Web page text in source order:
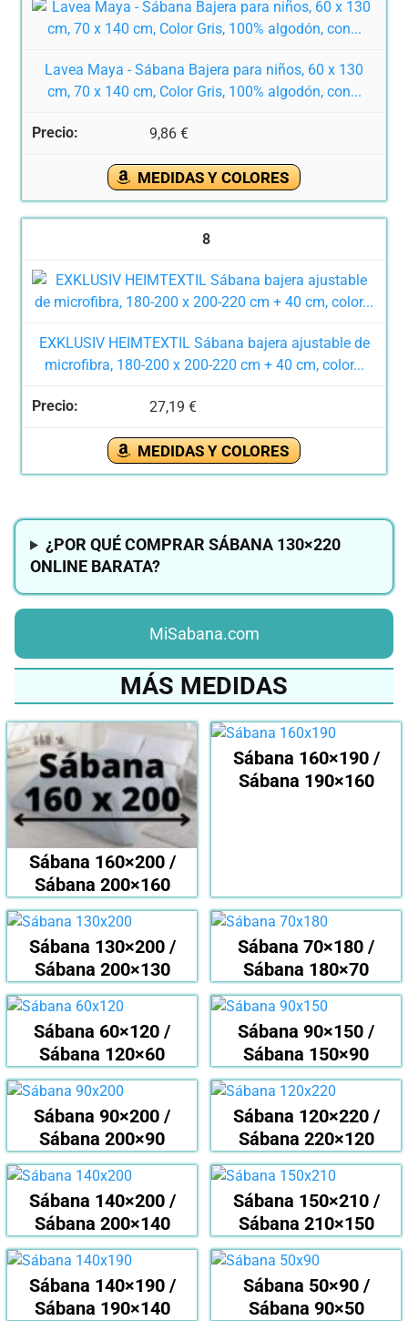
Lavea Maya - Sábana Bajera para niños, 60 x 130
cm, 70 x 140 cm, Color Gris, 100% algodón, con...
9,86 €
MEDIDAS Y COLORES
8
EXKLUSIV HEIMTEXTIL Sábana bajera ajustable de
microfibra, 180-200 x 200-220 cm + 40 cm, color...
27,19 €
MEDIDAS Y COLORES
¿POR QUÉ COMPRAR SÁBANA 130×220
ONLINE BARATA?
MiSabana.com
MÁS MEDIDAS
Sábana 160×200 /
Sábana 200×160
Sábana 160×190 /
Sábana 190×160
Sábana 130×200 /
Sábana 200×130
Sábana 70×180 /
Sábana 180×70
Sábana 60×120 /
Sábana 120×60
Sábana 90×150 /
Sábana 150×90
Sábana 90×200 /
Sábana 200×90
Sábana 120×220 /
Sábana 220×120
Sábana 140×200 /
Sábana 200×140
Sábana 150×210 /
Sábana 210×150
Sábana 140×190 /
Sábana 190×140
Sábana 50×90 /
Sábana 90×50